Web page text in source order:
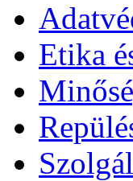
Etika